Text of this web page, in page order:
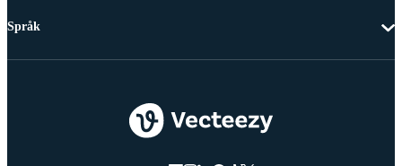
Språk